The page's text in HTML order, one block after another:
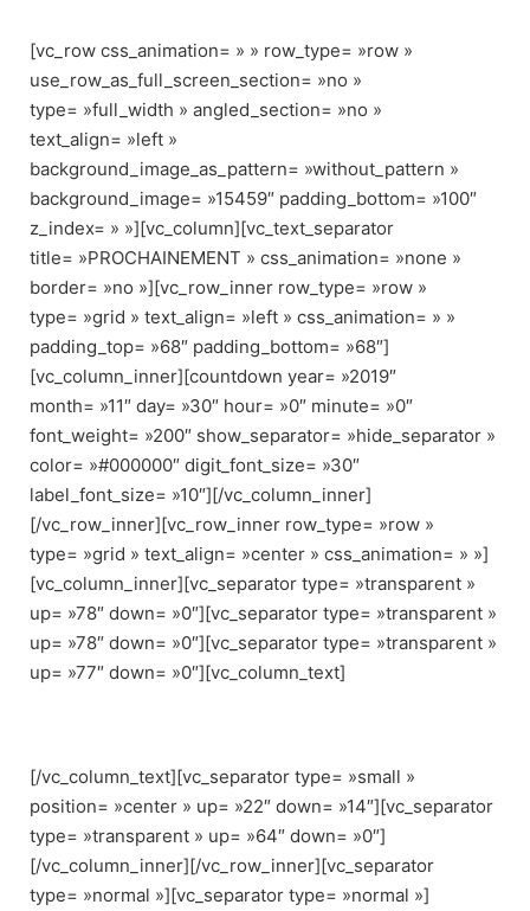
content
[vc_row css_animation= » » row_type= »row »
use_row_as_full_screen_section= »no »
type= »full_width » angled_section= »no »
text_align= »left »
background_image_as_pattern= »without_pattern »
background_image= »15459″ padding_bottom= »100″
z_index= » »][vc_column][vc_text_separator
title= »PROCHAINEMENT » css_animation= »none »
border= »no »][vc_row_inner row_type= »row »
type= »grid » text_align= »left » css_animation= » »
padding_top= »68″ padding_bottom= »68″]
[vc_column_inner][countdown year= »2019″
month= »11″ day= »30″ hour= »0″ minute= »0″
font_weight= »200″ show_separator= »hide_separator »
color= »#000000″ digit_font_size= »30″
label_font_size= »10″][/vc_column_inner]
[/vc_row_inner][vc_row_inner row_type= »row »
type= »grid » text_align= »center » css_animation= » »]
[vc_column_inner][vc_separator type= »transparent »
up= »78″ down= »0″][vc_separator type= »transparent »
up= »78″ down= »0″][vc_separator type= »transparent »
up= »77″ down= »0″][vc_column_text]
[/vc_column_text][vc_separator type= »small »
position= »center » up= »22″ down= »14″][vc_separator
type= »transparent » up= »64″ down= »0″]
[/vc_column_inner][/vc_row_inner][vc_separator
type= »normal »][vc_separator type= »normal »]